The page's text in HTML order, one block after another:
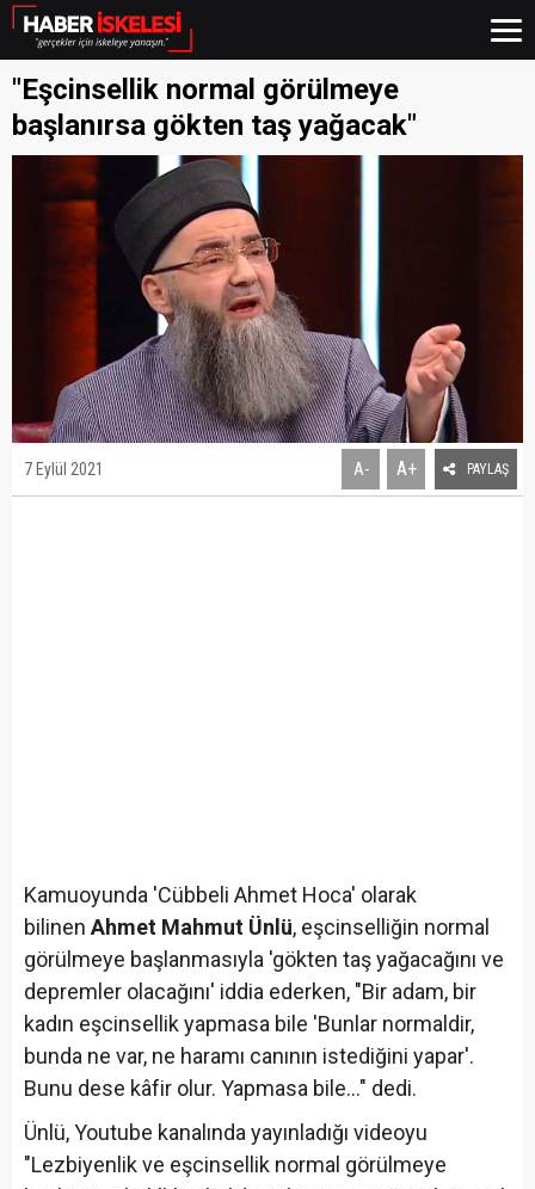
"Eşcinsellik normal görülmeye
başlanırsa gökten taş yağacak"
7 Eylül 2021 A- A+ PAYLAŞ
Kamuoyunda 'Cübbeli Ahmet Hoca' olarak
bilinen Ahmet Mahmut Ünlü, eşcinselliğin normal
görülmeye başlanmasıyla 'gökten taş yağacağını ve
depremler olacağını' iddia ederken, "Bir adam, bir
kadın eşcinsellik yapmasa bile 'Bunlar normaldir,
bunda ne var, ne haramı canının istediğini yapar'.
Bunu dese kâfir olur. Yapmasa bile..." dedi.
Ünlü, Youtube kanalında yayınladığı videoyu
"Lezbiyenlik ve eşcinsellik normal görülmeye